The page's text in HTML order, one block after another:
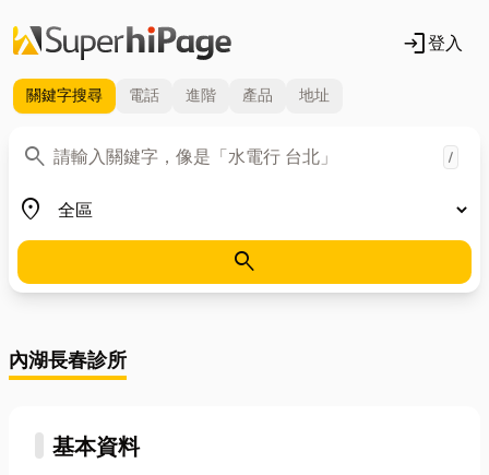
login登入
關鍵字搜尋 電話 進階 產品 地址
search
關鍵字 /
place
地區
search
內湖長春診所
基本資料